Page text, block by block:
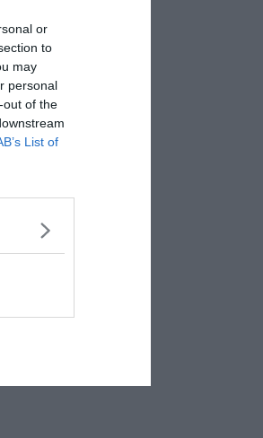
or
to
may
personal
out of the
List of